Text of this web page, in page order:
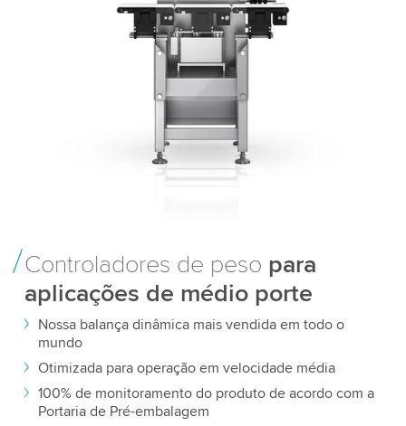
Controladores de peso para
aplicações de médio porte
Nossa balança dinâmica mais vendida em todo o
mundo
Otimizada para operação em velocidade média
100% de monitoramento do produto de acordo com a
Portaria de Pré-embalagem